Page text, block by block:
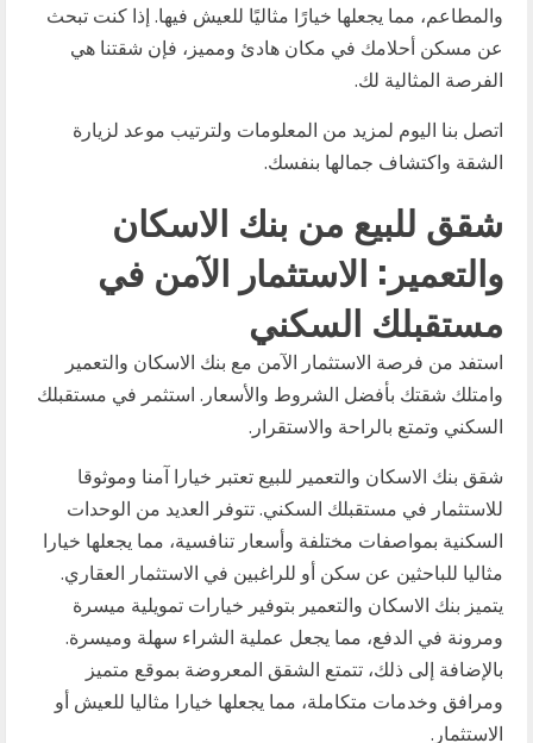
والمطاعم، مما يجعلها خيارًا مثاليًا للعيش فيها. إذا كنت تبحث
عن مسكن أحلامك في مكان هادئ ومميز، فإن شقتنا هي
الفرصة المثالية لك.
اتصل بنا اليوم لمزيد من المعلومات ولترتيب موعد لزيارة
الشقة واكتشاف جمالها بنفسك.
شقق للبيع من بنك الاسكان
والتعمير: الاستثمار الآمن في
مستقبلك السكني
استفد من فرصة الاستثمار الآمن مع بنك الاسكان والتعمير
وامتلك شقتك بأفضل الشروط والأسعار. استثمر في مستقبلك
السكني وتمتع بالراحة والاستقرار.
شقق بنك الاسكان والتعمير للبيع تعتبر خيارا آمنا وموثوقا
للاستثمار في مستقبلك السكني. تتوفر العديد من الوحدات
السكنية بمواصفات مختلفة وأسعار تنافسية، مما يجعلها خيارا
مثاليا للباحثين عن سكن أو للراغبين في الاستثمار العقاري.
يتميز بنك الاسكان والتعمير بتوفير خيارات تمويلية ميسرة
ومرونة في الدفع، مما يجعل عملية الشراء سهلة وميسرة.
بالإضافة إلى ذلك، تتمتع الشقق المعروضة بموقع متميز
ومرافق وخدمات متكاملة، مما يجعلها خيارا مثاليا للعيش أو
الاستثمار.